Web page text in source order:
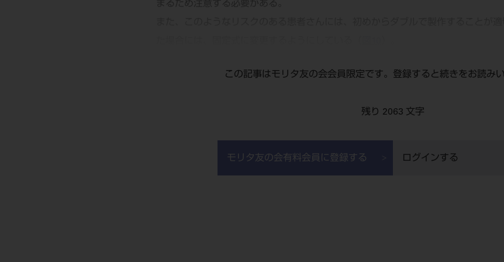
この記事はモリタ友の会会員限定です。登録すると続きをお読み
残り 2063 文字
モリタ友の会有料会員に登録する ログインする